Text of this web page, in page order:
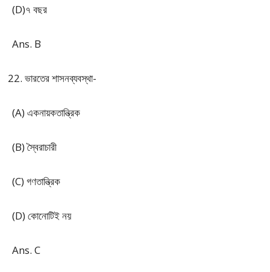
(D)৭ বছর
Ans. B
ভারতের শাসনব্যবস্থা-
(A) একনায়কতান্ত্রিক
(B) স্বৈরাচারী
(C) গণতান্ত্রিক
(D) কোনোটিই নয়
Ans. C